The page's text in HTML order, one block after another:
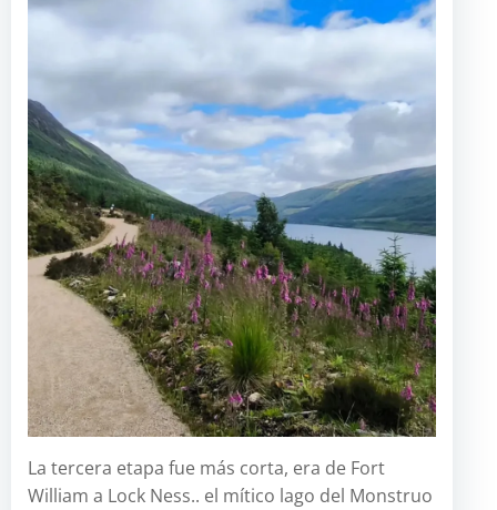
La tercera etapa fue más corta, era de Fort
William a Lock Ness.. el mítico lago del Monstruo